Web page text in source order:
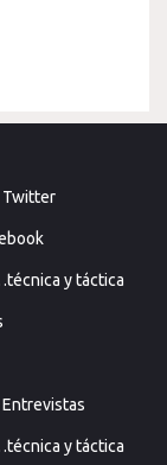
Twitter
y táctica
Entrevistas
y táctica